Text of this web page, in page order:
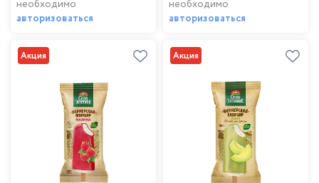
необходимо
авторизоваться
необходимо
авторизоваться
Акция Акция